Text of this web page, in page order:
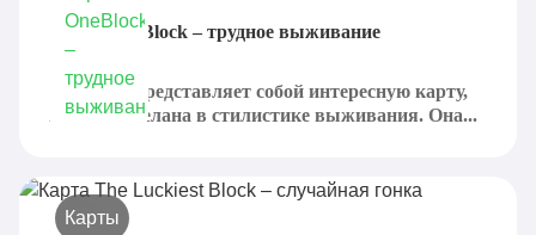
Карта OneBlock – трудное выживание
OneBlock представляет собой интересную карту,
которая сделана в стилистике выживания. Она...
Карты